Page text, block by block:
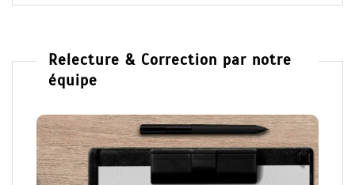
Relecture & Correction par notre
équipe